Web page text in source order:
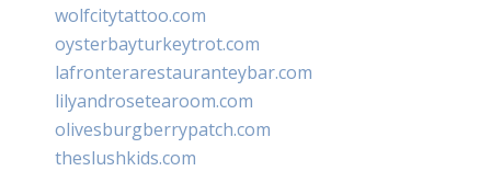
wolfcitytattoo.com
oysterbayturkeytrot.com
lafronterarestauranteybar.com
lilyandrosetearoom.com
olivesburgberrypatch.com
theslushkids.com